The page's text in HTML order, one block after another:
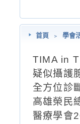
首頁 ﹥ 學會
TIMA in
疑似攝護
全方位診
高雄榮民
醫療學會